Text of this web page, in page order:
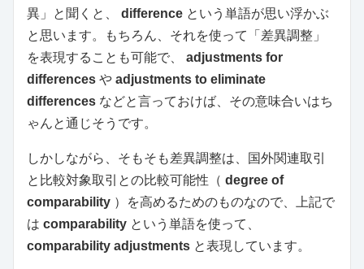
異」と聞くと、 difference という単語が思い浮かぶ
と思います。もちろん、それを使って「差異調整」
を表現することも可能で、 adjustments for
differences や adjustments to eliminate
differences などと言っておけば、その意味合いはち
ゃんと通じそうです。
しかしながら、そもそも差異調整は、国外関連取引
と比較対象取引との比較可能性（ degree of
comparability ）を高めるためのものなので、上記で
は comparability という単語を使って、
comparability adjustments と表現しています。